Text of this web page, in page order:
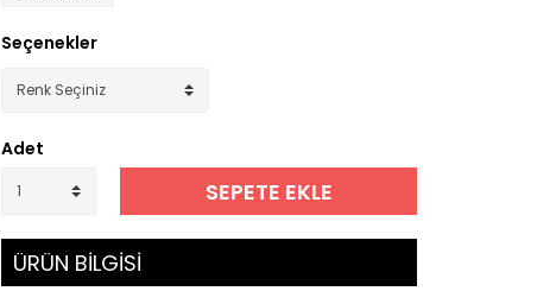
Seçenekler
Adet
SEPETE EKLE
ÜRÜN BİLGİSİ